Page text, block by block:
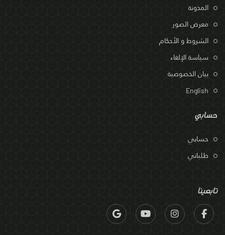
المدونة
معرض الصور
الشروط و الأحكام
سياسة الإلغاء
بيان الخصوصية
English
حسابي
حسابي
طلباتي
تابعينا